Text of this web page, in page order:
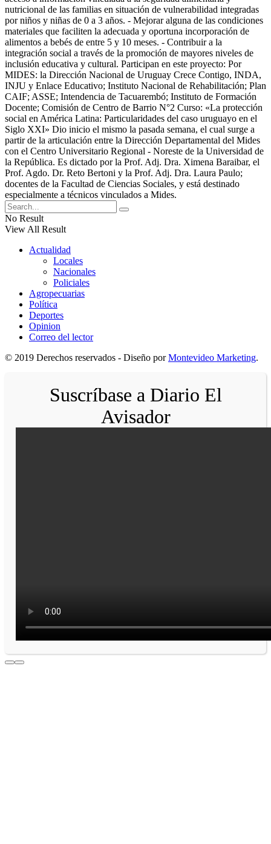
nutricional de las familias en situación de vulnerabilidad integradas
por niños y niñas de 0 a 3 años. - Mejorar alguna de las condiciones
materiales que faciliten la adecuada y oportuna incorporación de
alimentos a bebés de entre 5 y 10 meses. - Contribuir a la
integración social a través de la promoción de mayores niveles de
inclusión educativa y cultural. Participan en este proyecto: Por
MIDES: la Dirección Nacional de Uruguay Crece Contigo, INDA,
INJU y Enlace Educativo; Instituto Nacional de Rehabilitación; Plan
CAIF; ASSE; Intendencia de Tacuarembó; Instituto de Formación
Docente; Comisión de Centro de Barrio N°2 Curso: «La protección
social en América Latina: Particularidades del caso uruguayo en el
Siglo XXI» Dio inicio el mismo la pasada semana, el cual surge a
partir de la articulación entre la Dirección Departamental del Mides
con el Centro Universitario Regional - Noreste de la Universidad de
la República. Es dictado por la Prof. Adj. Dra. Ximena Baraibar, el
Prof. Agdo. Dr. Reto Bertoni y la Prof. Adj. Dra. Laura Paulo;
docentes de la Facultad de Ciencias Sociales, y está destinado
especialmente a técnicos vinculados a Mides.
No Result
View All Result
Actualidad
Locales
Nacionales
Policiales
Agropecuarias
Política
Deportes
Opinion
Correo del lector
© 2019 Derechos reservados - Diseño porMontevideo Marketing.
Suscríbase a Diario El
Avisador